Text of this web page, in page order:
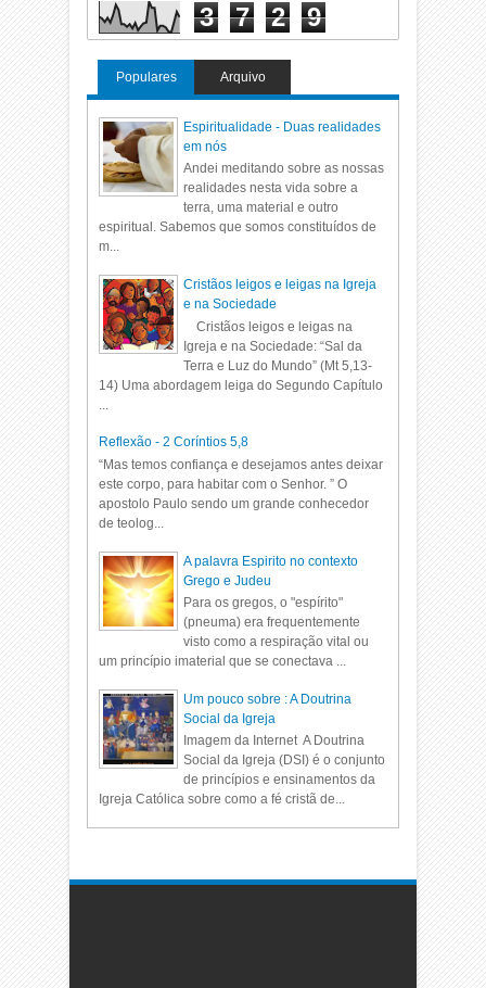
3 7 2 9
Populares Arquivo
Espiritualidade - Duas realidades
em nós
Andei meditando sobre as nossas
realidades nesta vida sobre a
terra, uma material e outro
espiritual. Sabemos que somos constituídos de
m...
Cristãos leigos e leigas na Igreja
e na Sociedade
Cristãos leigos e leigas na
Igreja e na Sociedade: “Sal da
Terra e Luz do Mundo” (Mt 5,13-
14) Uma abordagem leiga do Segundo Capítulo
Reflexão - 2 Coríntios 5,8
“Mas temos confiança e desejamos antes deixar
este corpo, para habitar com o Senhor. ” O
apostolo Paulo sendo um grande conhecedor
de teolog...
A palavra Espirito no contexto
Grego e Judeu
Para os gregos, o "espírito"
(pneuma) era frequentemente
visto como a respiração vital ou
um princípio imaterial que se conectava ...
Um pouco sobre : A Doutrina
Social da Igreja
Imagem da Internet A Doutrina
Social da Igreja (DSI) é o conjunto
de princípios e ensinamentos da
Igreja Católica sobre como a fé cristã de...